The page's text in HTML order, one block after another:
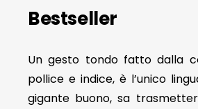
Bestseller
Un gesto tondo fatto dalla
pollice e indice, è l’unico
gigante buono, sa